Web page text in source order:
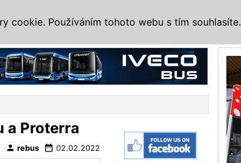
a Proterra
person rebus date_range 02.02.2022
cookie. Používáním tohoto webu s tím souhlasíte.